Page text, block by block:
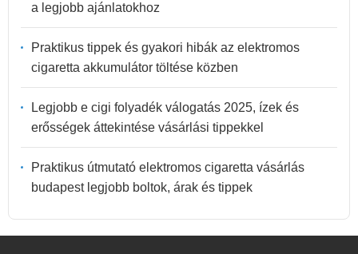
a legjobb ajánlatokhoz
Praktikus tippek és gyakori hibák az elektromos
cigaretta akkumulátor töltése közben
Legjobb e cigi folyadék válogatás 2025, ízek és
erősségek áttekintése vásárlási tippekkel
Praktikus útmutató elektromos cigaretta vásárlás
budapest legjobb boltok, árak és tippek